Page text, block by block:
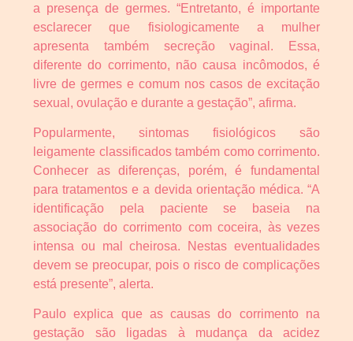
a presença de germes. “Entretanto, é importante
esclarecer que fisiologicamente a mulher
apresenta também secreção vaginal. Essa,
diferente do corrimento, não causa incômodos, é
livre de germes e comum nos casos de excitação
sexual, ovulação e durante a gestação”, afirma.
Popularmente, sintomas fisiológicos são
leigamente classificados também como corrimento.
Conhecer as diferenças, porém, é fundamental
para tratamentos e a devida orientação médica. “A
identificação pela paciente se baseia na
associação do corrimento com coceira, às vezes
intensa ou mal cheirosa. Nestas eventualidades
devem se preocupar, pois o risco de complicações
está presente”, alerta.
Paulo explica que as causas do corrimento na
gestação são ligadas à mudança da acidez